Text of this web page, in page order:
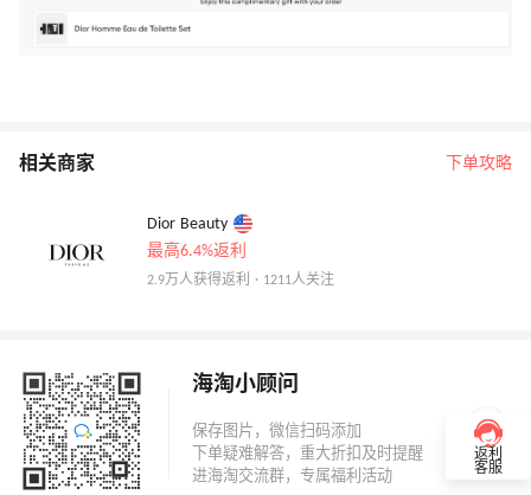
相关商家 下单攻略
Dior Beauty
最高6.4%返利
2.9万人获得返利 · 1211人关注
海淘小顾问
返利
客服